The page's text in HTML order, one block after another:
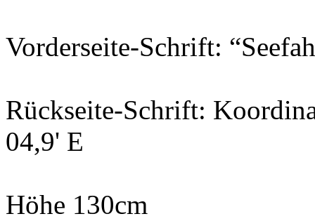
Vorderseite-Schrift:
Rückseite-Schrift:
04,9' E
Höhe 130cm